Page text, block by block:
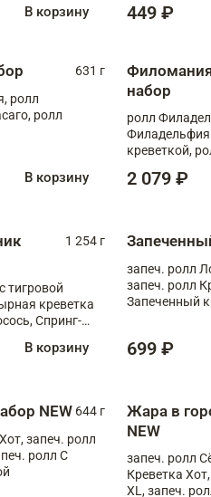
В корзину 449 ₽
631 г
ролл
ролл
В корзину
набор
ролл
Филадельфия
креветкой,
2 079 ₽
1 254 г
тигровой
креветка
Спринг-
В корзину
запеч. ролл
запеч. ролл
Запеченный
699 ₽
NEW 644 г
запеч. ролл
ролл С
Жара в
NEW
запеч. ролл
Креветка
XL, запеч.